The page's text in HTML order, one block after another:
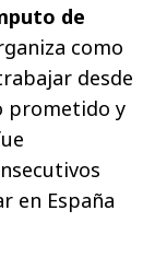
de
como
desde
prometido y
en España